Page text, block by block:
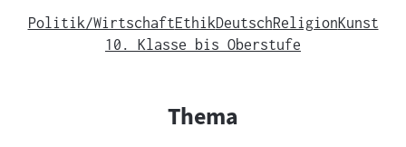
Politik/WirtschaftEthikDeutschReligionKunst
10. Klasse bis Oberstufe
Thema